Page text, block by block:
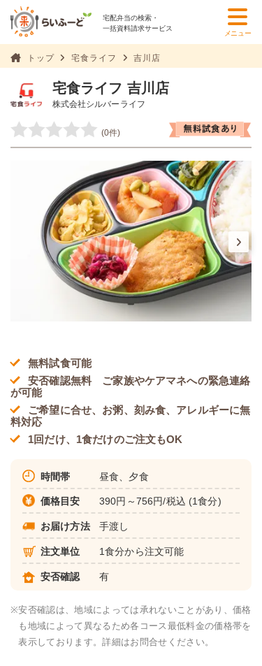
宅配弁当の検索・
一括資料請求サービス
メニュー
トップ 宅食ライフ 吉川店
宅食ライフ 吉川店
株式会社シルバーライフ
(0件)
無料試食可能
安否確認無料 ご家族やケアマネへの緊急連絡
が可能
ご希望に合せ、お粥、刻み食、アレルギーに無
料対応
1回だけ、1食だけのご注文もOK
時間帯 昼食、夕食
価格目安 390円～756円/税込 (1食分)
お届け方法 手渡し
注文単位 1食分から注文可能
安否確認 有
※安否確認は、地域によっては承れないことがあり、価格
も地域によって異なるため各コース最低料金の価格帯を
表示しております。詳細はお問合せください。